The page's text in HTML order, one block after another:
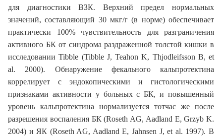
для диагностики ВЗК. Верхний предел нормальных
значений, составляющий 30 мкг/г (в норме) обеспечивает
практически 100% чувствительность для разграничения
активного БК от синдрома раздраженной толстой кишки в
исследовании Tibble (Tibble J, Teahon K, Thjodleifsson B, et
al. 2000). Обнаружение фекального кальпротектина
коррелирует с эндокопическими и гистологическими
признаками активности у больных с БК, и повышенный
уровень кальпротектина нормализуется тотчас же после
разрешения воспаления БК (Roseth AG, Aadland E, Grzyb K.
2004) и ЯК (Roseth AG, Aadland E, Jahnsen J, et al. 1997). В